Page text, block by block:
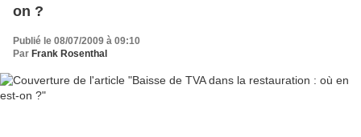
on ?
Publié le 08/07/2009 à 09:10
Par Frank Rosenthal